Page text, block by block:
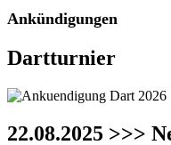
Ankündigungen
Dartturnier
22.08.2025 >>>